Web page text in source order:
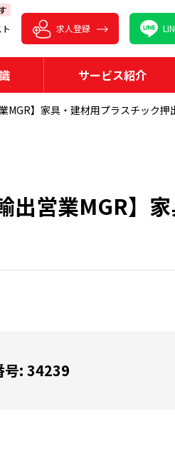
求人登録
サービス紹介
MGR】家具・建材用プラスチック
出営業MGR】
号: 34239